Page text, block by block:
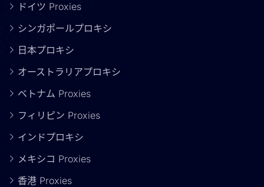
ドイツ Proxies
シンガポールプロキシ
日本プロキシ
オーストラリアプロキシ
ベトナム Proxies
フィリピン Proxies
インドプロキシ
メキシコ Proxies
香港 Proxies